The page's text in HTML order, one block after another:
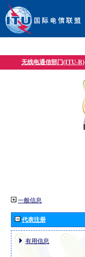
无线电通信部门(ITU-R)
一般信息
代表注册
有用信息